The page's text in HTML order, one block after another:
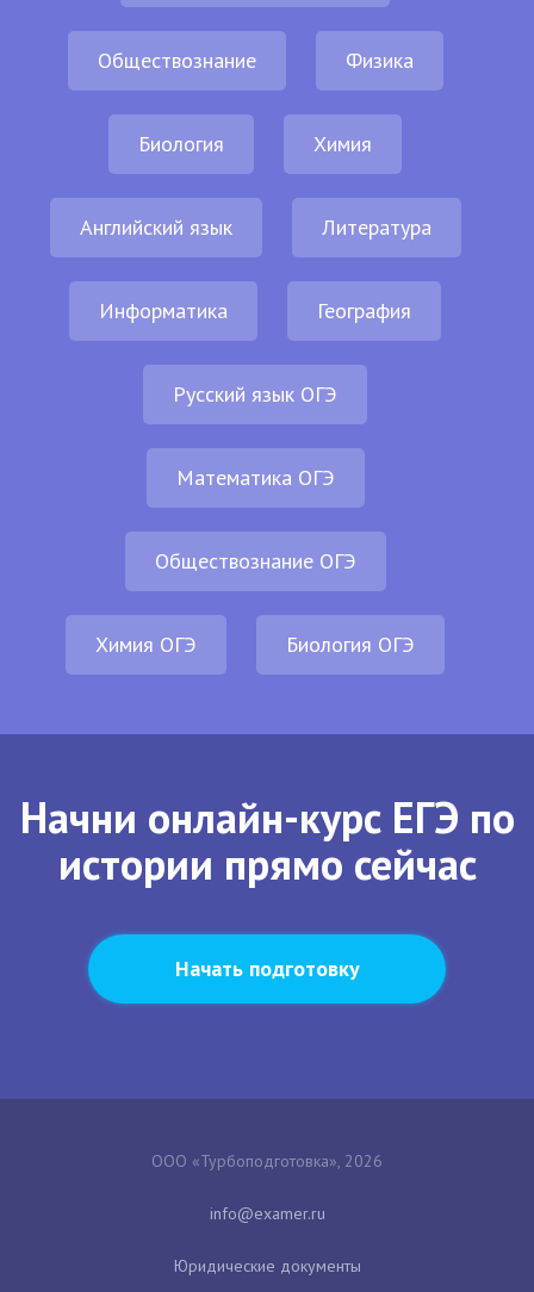
Обществознание Физика
Биология Химия
Английский язык Литература
Информатика География
Русский язык ОГЭ
Математика ОГЭ
Обществознание ОГЭ
Химия ОГЭ Биология ОГЭ
Начни онлайн-курс ЕГЭ по
истории прямо сейчас
Начать подготовку
ООО «Турбоподготовка», 2026
Юридические документы